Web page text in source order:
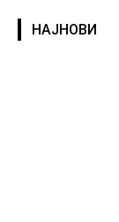
НАЈНОВИ